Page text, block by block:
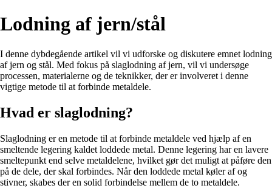
Lodning af jern/stål
I denne dybdegående artikel vil vi udforske og diskutere emnet lodning
af jern og stål. Med fokus på slaglodning af jern, vil vi undersøge
processen, materialerne og de teknikker, der er involveret i denne
vigtige metode til at forbinde metaldele.
Hvad er slaglodning?
Slaglodning er en metode til at forbinde metaldele ved hjælp af en
smeltende legering kaldet loddede metal. Denne legering har en lavere
smeltepunkt end selve metaldelene, hvilket gør det muligt at påføre den
på de dele, der skal forbindes. Når den loddede metal køler af og
stivner, skabes der en solid forbindelse mellem de to metaldele.